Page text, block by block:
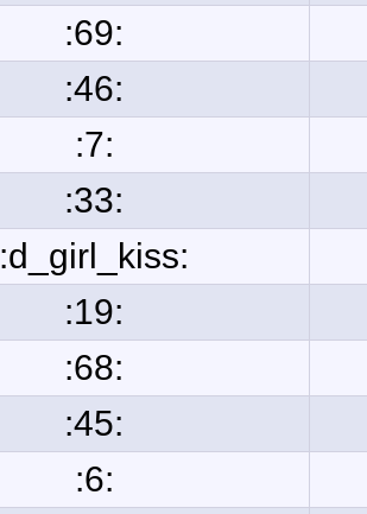
:69:
:46:
:7:
:33:
:d_girl_kiss:
:19:
:68:
:45:
:6: